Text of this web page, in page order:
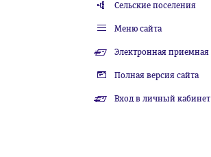
Сельские поселения
Меню сайта
Электронная приемная
Полная версия сайта
Вход в личный кабинет